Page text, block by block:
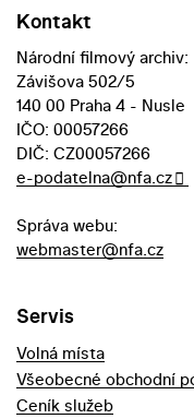
Kontakt
Národní filmový archiv:
Závišova 502/5
140 00 Praha 4 - Nusle
IČO: 00057266
DIČ: CZ00057266
e-podatelna@nfa.cz
Správa webu:
webmaster@nfa.cz
Servis
Volná místa
Všeobecné obchodní
Ceník služeb